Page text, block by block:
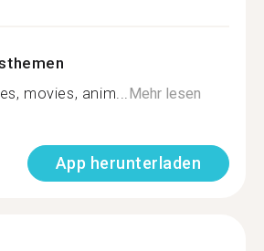
movies, anim...Mehr lesen
App herunterladen